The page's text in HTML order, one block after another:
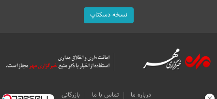
نسخه دسکتاپ
درباره ما تماس با ما بازرگانی